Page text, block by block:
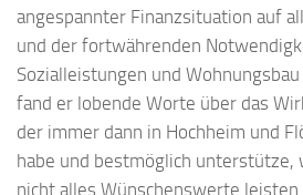
angespannter Finanzsituation auf
und der fortwährenden
Sozialleistungen und
fand er lobende Worte über das
der immer dann in Hochheim und
habe und bestmöglich unterstütze,
nicht alles Wünschenswerte leisten